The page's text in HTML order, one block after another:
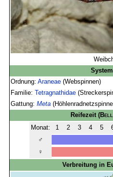
Ordnung:Araneae (Webspinnen)
Familie:Tetragnathidae
Gattung:Meta
Reifezeit (
Monat:
1 2 3 4 5
♂
♀
Verbreitung in